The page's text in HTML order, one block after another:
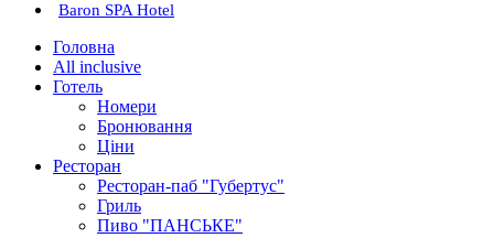
Baron SPA Hotel
Головна
All inclusive
Готель
Номери
Бронювання
Ціни
Ресторан
Ресторан-паб "Губертус"
Гриль
Пиво "ПАНСЬКЕ"